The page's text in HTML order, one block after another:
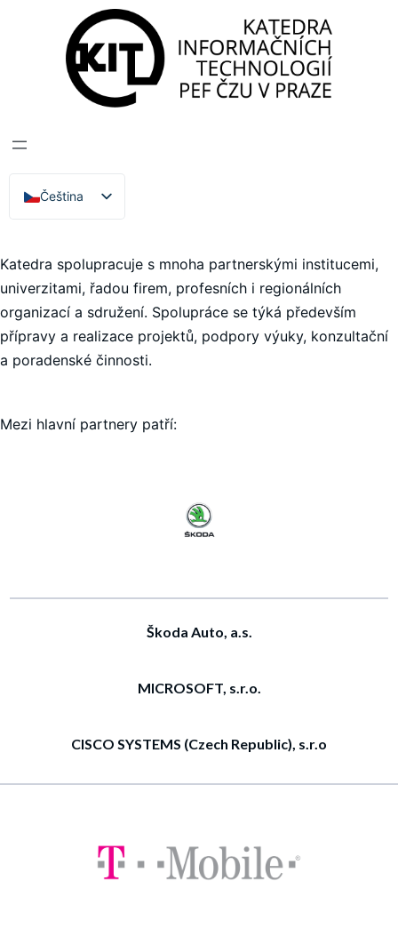
Čeština
English
Katedra informačních technologií >Domácí
spolupráce
DOMÁCÍ
SPOLUPRÁCE
Katedra spolupracuje s mnoha partnerskými institucemi,
univerzitami, řadou firem, profesních i regionálních
organizací a sdružení. Spolupráce se týká především
přípravy a realizace projektů, podpory výuky, konzultační
a poradenské činnosti.
Mezi hlavní partnery patří:
Škoda Auto, a.s.
MICROSOFT, s.r.o.
CISCO SYSTEMS (Czech Republic), s.r.o